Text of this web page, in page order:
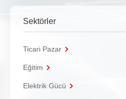
Sektörler
Ticari Pazar
Eğitim
Elektrik Gücü